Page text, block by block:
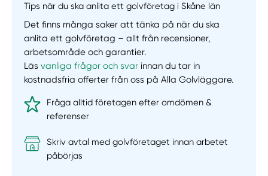
Tips när du ska anlita ett golvföretag i Skåne län
Det finns många saker att tänka på när du ska
anlita ett golvföretag – allt från recensioner,
arbetsområde och garantier.
Läsvanliga frågor och svar innan du tar in
kostnadsfria offerter från oss på Alla Golvläggare.
Fråga alltid företagen efter omdömen &
referenser
Skriv avtal med golvföretaget innan arbetet
påbörjas